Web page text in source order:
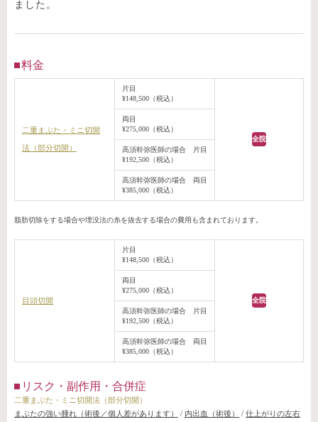
ました。
料金
二重まぶた・ミニ切開
法（部分切開）
片目
¥148,500（税込）
全院
両目
¥275,000（税込）
高須幹弥医師の場合 片目
¥192,500（税込）
高須幹弥医師の場合 両目
¥385,000（税込）
脂肪切除をする場合や埋没法の糸を抜去する場合の費用も含まれております。
目頭切開
片目
¥148,500（税込）
全院
両目
¥275,000（税込）
高須幹弥医師の場合 片目
¥192,500（税込）
高須幹弥医師の場合 両目
¥385,000（税込）
リスク・副作用・合併症
二重まぶた・ミニ切開法（部分切開）
まぶたの強い腫れ（術後／個人差があります）
/ 内出血（術後） / 仕上がりの左右